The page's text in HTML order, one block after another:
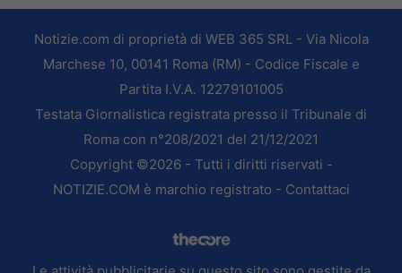
Notizie.com di proprietà di WEB 365 SRL - Via Nicola
Marchese 10, 00141 Roma (RM) - Codice Fiscale e
Partita I.V.A. 12279101005
Testata Giornalistica registrata presso il Tribunale di
Roma con n°208/2021 del 21/12/2021
Copyright ©2026 - Tutti i diritti riservati -
NOTIZIE.COM è marchio registrato - Contattaci